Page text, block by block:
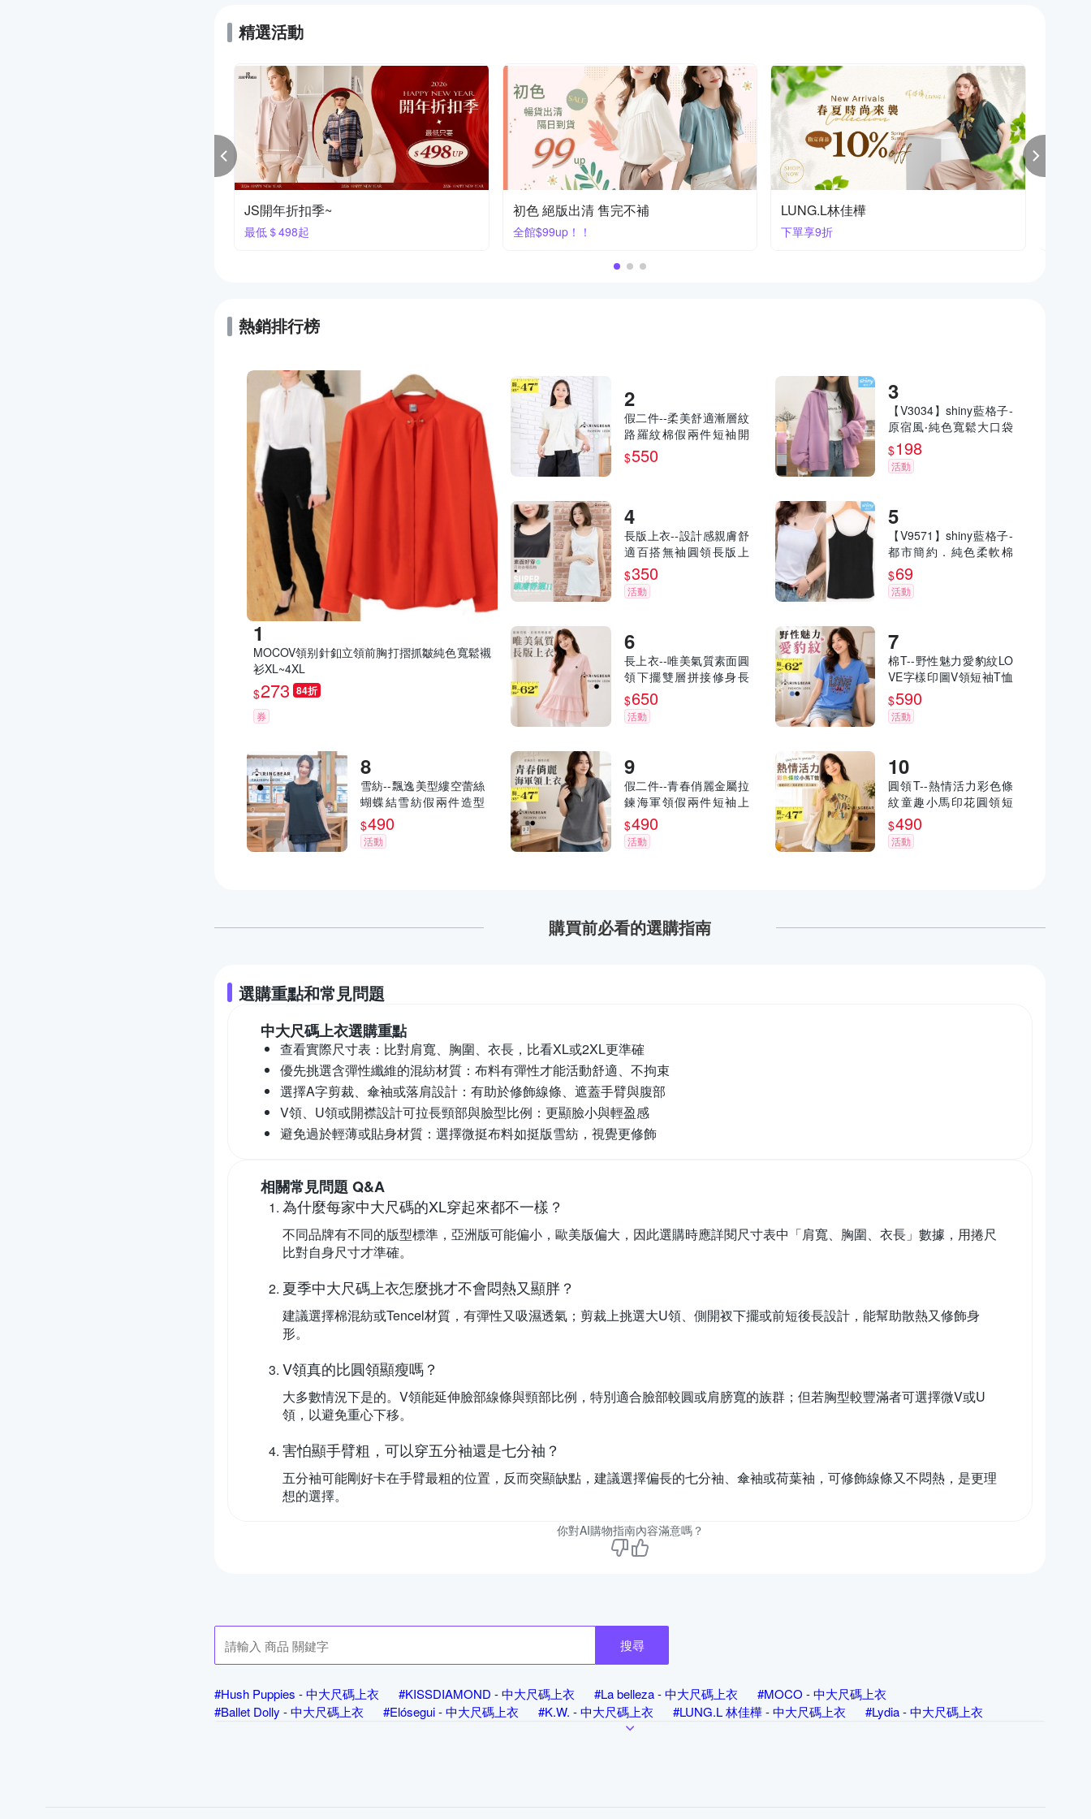
精選活動
蜜雪兒 精選商品
滿1200折100 累折無上限
Amore 熱銷下著
寬褲闊腿褲結帳85折
[韓國K.W.]春遊穿搭滿
68折up
熱銷排行榜
MOCOV領别針釦立領前胸打摺抓皺純色寬鬆襯
衫XL~4XL
$273 84折
券
假二件--柔美舒適漸層紋
路羅紋棉假兩件短袖開
衫上衣(粉.綠L-3L)-U836
眼圈熊中大尺碼
$550
【V3034】shiny藍格子-
原宿風‧純色寬鬆大口袋
內絨連帽長袖外套
$198
活動
長版上衣--設計感親膚舒
適百搭無袖圓領長版上
衣/背心(白.黑XL-5L)-U4
17眼圈熊中大尺碼
$350
活動
【V9571】shiny藍格子-
都市簡約．純色柔軟棉
質細肩帶背心上衣
$69
活動
長上衣--唯美氣質素面圓
領下擺雙層拼接修身長
版上衣(黑.粉XL-6L)-U86
2眼圈熊中大尺碼
$650
活動
棉T--野性魅力愛豹紋LO
VE字樣印圖V領短袖T恤
(黑.藍XL-6L)-T534眼圈
熊中大尺碼
$590
活動
雪紡--飄逸美型縷空蕾絲
蝴蝶結雪紡假兩件造型
短袖長上衣(黑.粉XL-5L)-
D391眼圈熊中大尺碼
$490
活動
假二件--青春俏麗金屬拉
鍊海軍領假兩件短袖上
衣(黑.灰L-3L)-U873眼圈
熊中大尺碼
$490
活動
圓領T--熱情活力彩色條
紋童趣小馬印花圓領短
袖T恤(黑.灰.黃L-3L)-T5
38眼圈熊中大尺碼
$490
活動
購買前必看的選購指南
選購重點和常見問題
中大尺碼上衣選購重點
查看實際尺寸表： 比對肩寬、胸圍、衣長，比看XL或2XL更準確
優先挑選含彈性纖維的混紡材質： 布料有彈性才能活動舒適、不拘束
選擇A字剪裁、傘袖或落肩設計： 有助於修飾線條、遮蓋手臂與腹部
V領、U領或開襟設計可拉長頸部與臉型比例： 更顯臉小與輕盈感
避免過於輕薄或貼身材質： 選擇微挺布料如挺版雪紡，視覺更修飾
相關常見問題 Q&A
為什麼每家中大尺碼的XL穿起來都不一樣？
不同品牌有不同的版型標準，亞洲版可能偏小，歐美版偏大，因此選購時應詳閱尺寸表中「肩寬、胸圍、衣長」數據，用捲尺
比對自身尺寸才準確。
夏季中大尺碼上衣怎麼挑才不會悶熱又顯胖？
建議選擇棉混紡或Tencel材質，有彈性又吸濕透氣；剪裁上挑選大U領、側開衩下擺或前短後長設計，能幫助散熱又修飾身
形。
V領真的比圓領顯瘦嗎？
大多數情況下是的。V領能延伸臉部線條與頸部比例，特別適合臉部較圓或肩膀寬的族群；但若胸型較豐滿者可選擇微V或U
領，以避免重心下移。
害怕顯手臂粗，可以穿五分袖還是七分袖？
五分袖可能剛好卡在手臂最粗的位置，反而突顯缺點，建議選擇偏長的七分袖、傘袖或荷葉袖，可修飾線條又不悶熱，是更理
想的選擇。
你對AI購物指南內容滿意嗎？
搜尋
#Hush Puppies - 中大尺碼上衣 #KISSDIAMOND - 中大尺碼上衣 #La belleza - 中大尺碼上衣
#MOCO - 中大尺碼上衣
#Ballet Dolly - 中大尺碼上衣
#Elósegui - 中大尺碼上衣 #K.W. - 中大尺碼上衣 #LUNG.L 林佳樺 - 中大尺碼上衣
#Lydia - 中大尺碼上衣
#其他品牌 - 中大尺碼上衣